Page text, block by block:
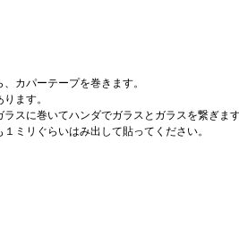
カパーテープを巻きます。
ます。
スに巻いてハンダでガラスとガラスを繋ぎま
ミリぐらいはみ出して貼ってください。